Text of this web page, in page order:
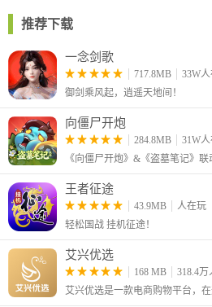
3、需要实名认证，点击提交按钮；
推荐下载
一念剑歌
717.8MB
33W
御剑乘风起，逍遥天地间！
向僵尸开炮
284.8MB
31W
《向僵尸开炮》&《盗墓笔记》联
王者征途
43.9MB
人在玩
轻松国战 挂机征途！
艾兴优选
168 MB
318.4